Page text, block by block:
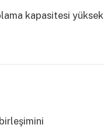
kapasitesi yüksek